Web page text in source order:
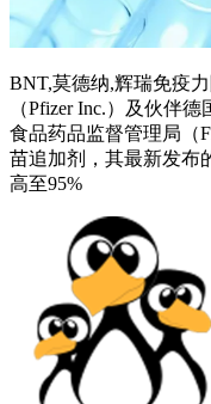
BNT,莫德纳,辉瑞免疫
（Pfizer Inc.）及伙伴
食品药品监督管理局（
苗追加剂，其最新发布
高至95%